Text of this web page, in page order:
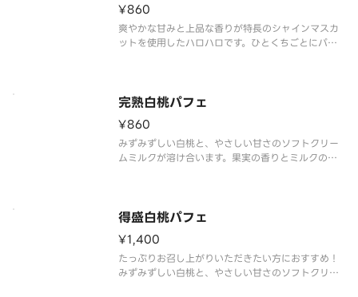
¥860
爽やかな甘みと上品な香りが特長のシャインマスカ
ットを使用したハロハロです。ひとくちごとにパチ
完熟白桃パフェ
¥860
みずみずしい白桃と、やさしい甘さのソフトクリー
ムミルクが溶け合います。果実の香りとミルクのコ
得盛白桃パフェ
¥1,400
たっぷりお召し上がりいただきたい方におすすめ！
みずみずしい白桃と、やさしい甘さのソフトクリー